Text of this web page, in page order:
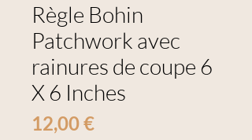
Règle Bohin
Patchwork avec
rainures de coupe 6
X 6 Inches
12,00 €Prix